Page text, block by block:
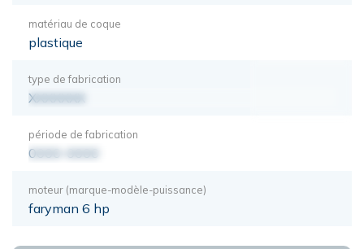
matériau de coque
plastique
type de fabrication
XXXXXXX
période de fabrication
0000-0000
moteur (marque-modèle-puissance)
faryman 6 hp